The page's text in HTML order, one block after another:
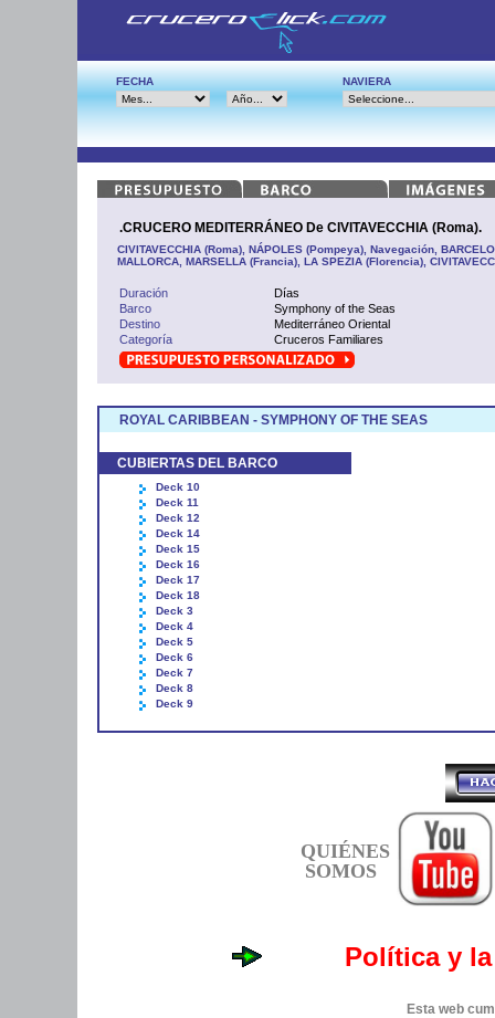
FECHA NAVIERA
.CRUCERO MEDITERRÁNEO De CIVITAVECCHIA (Roma).
CIVITAVECCHIA (Roma), NÁPOLES (Pompeya), Navegación,
MALLORCA, MARSELLA (Francia), LA SPEZIA (Florencia),
Duración
Días
Barco
Symphony of the Seas
Destino
Mediterráneo Oriental
Categoría
Cruceros Familiares
ROYAL CARIBBEAN - SYMPHONY OF THE SEAS
CUBIERTAS DEL BARCO
Deck 10
Deck 11
Deck 12
Deck 14
Deck 15
Deck 16
Deck 17
Deck 18
Deck 3
Deck 4
Deck 5
Deck 6
Deck 7
Deck 8
Deck 9
QUIÉNES
SOMOS
Política y
Esta web